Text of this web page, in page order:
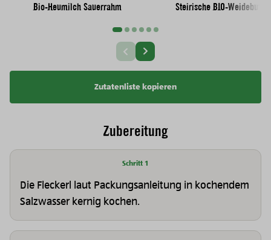
Bio-Heumilch Sauerrahm Steirische BIO-Weidebutter
Vorherige Slide
Nächste Slide
Zutatenliste kopieren
Zubereitung
Schritt 1
Die Fleckerl laut Packungsanleitung in kochendem
Salzwasser kernig kochen.